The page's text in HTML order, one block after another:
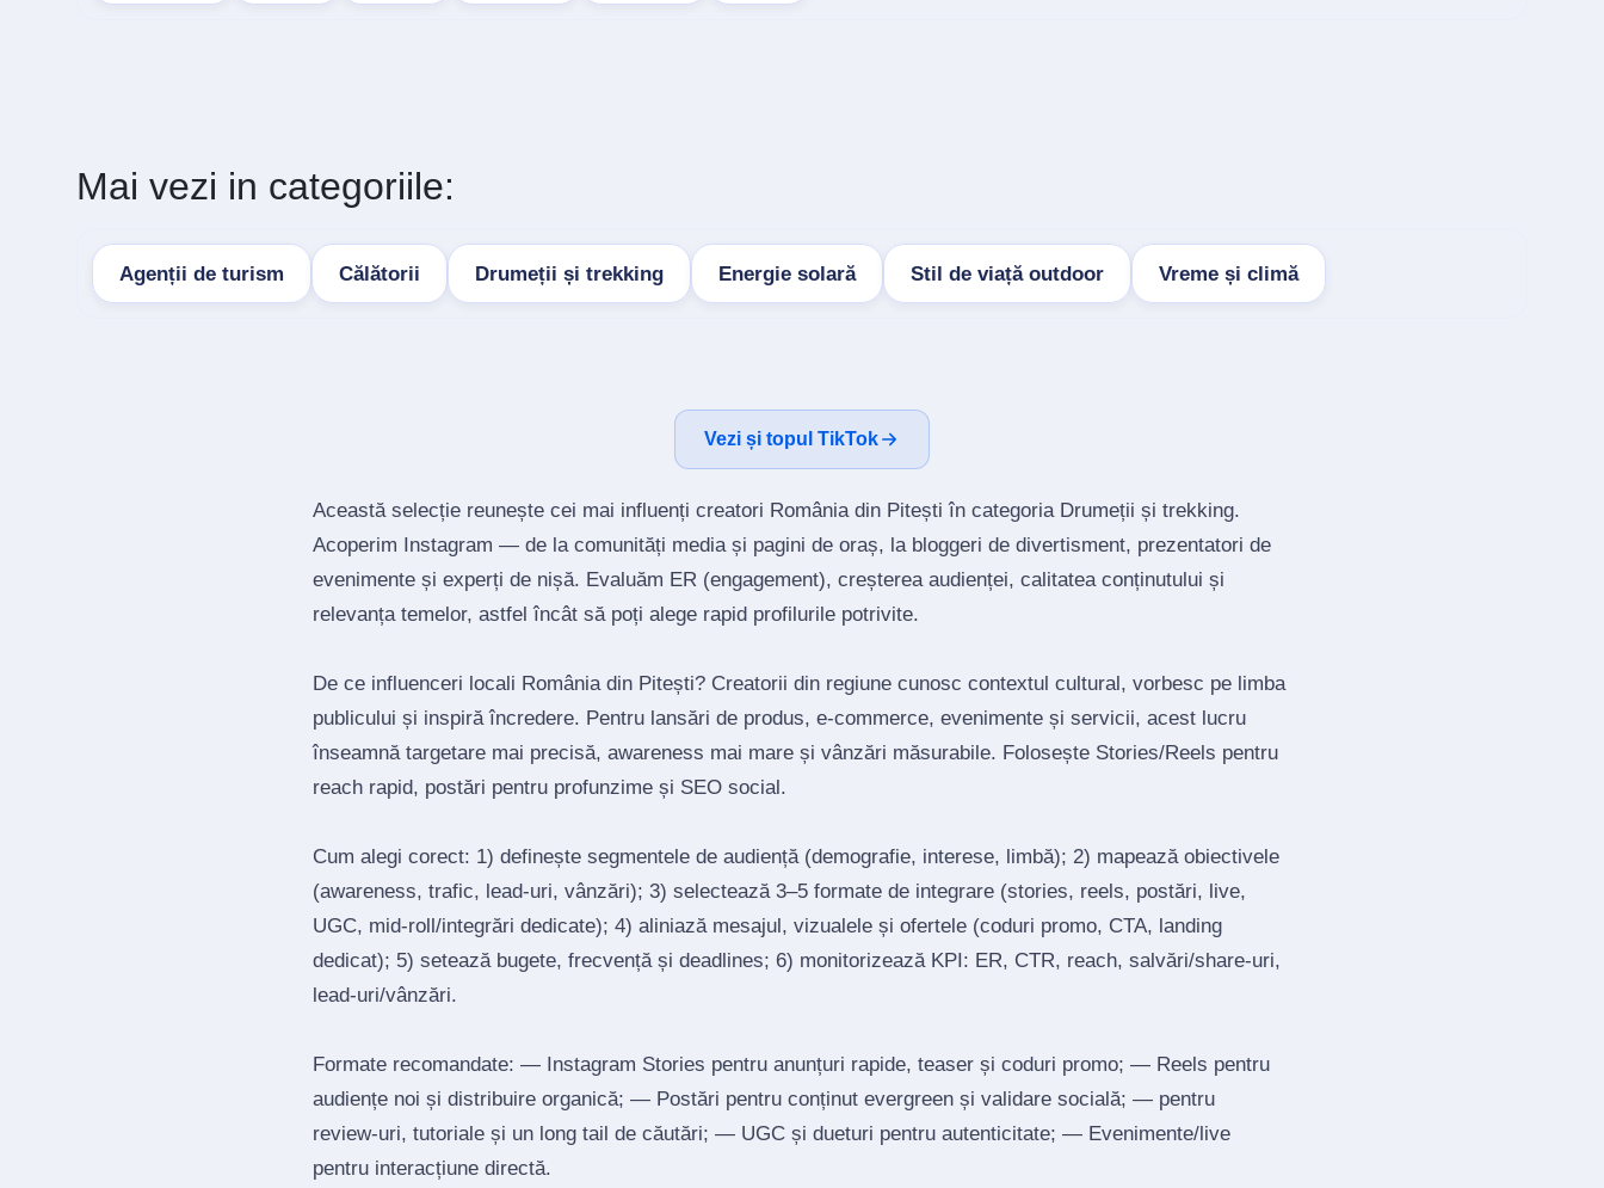
Mai vezi in categoriile:
Agenții de turism Călătorii Drumeții și trekking Energie solară Stil de viață outdoor Vreme și climă
Vezi și topul TikTok
Această selecție reunește cei mai influenți creatori România din Pitești în categoria Drumeții și trekking.
Acoperim Instagram — de la comunități media și pagini de oraș, la bloggeri de divertisment, prezentatori de
evenimente și experți de nișă. Evaluăm ER (engagement), creșterea audienței, calitatea conținutului și
relevanța temelor, astfel încât să poți alege rapid profilurile potrivite.
De ce influenceri locali România din Pitești? Creatorii din regiune cunosc contextul cultural, vorbesc pe limba
publicului și inspiră încredere. Pentru lansări de produs, e‑commerce, evenimente și servicii, acest lucru
înseamnă targetare mai precisă, awareness mai mare și vânzări măsurabile. Folosește Stories/Reels pentru
reach rapid, postări pentru profunzime și SEO social.
Cum alegi corect: 1) definește segmentele de audiență (demografie, interese, limbă); 2) mapează obiectivele
(awareness, trafic, lead‑uri, vânzări); 3) selectează 3–5 formate de integrare (stories, reels, postări, live,
UGC, mid‑roll/integrări dedicate); 4) aliniază mesajul, vizualele și ofertele (coduri promo, CTA, landing
dedicat); 5) setează bugete, frecvență și deadlines; 6) monitorizează KPI: ER, CTR, reach, salvări/share‑uri,
lead‑uri/vânzări.
Formate recomandate: — Instagram Stories pentru anunțuri rapide, teaser și coduri promo; — Reels pentru
audiențe noi și distribuire organică; — Postări pentru conținut evergreen și validare socială; — pentru
review‑uri, tutoriale și un long tail de căutări; — UGC și dueturi pentru autenticitate; — Evenimente/live
pentru interacțiune directă.